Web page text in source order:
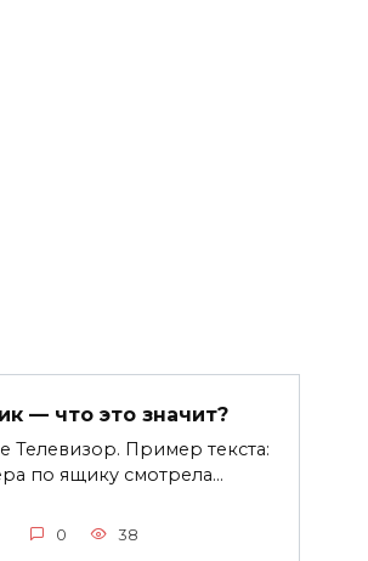
— что это значит?
Телевизор. Пример текста:
по ящику смотрела…
0 38